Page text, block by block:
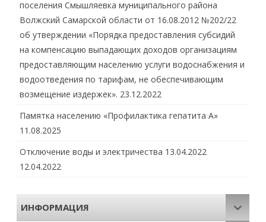
поселения Смышляевка муниципального района
Волжский Самарской области от 16.08.2012 №202/22
об утверждении «Порядка предоставления субсидий
на компенсацию выпадающих доходов организациям
предоставляющим населению услуги водоснабжения и
водоотведения по тарифам, не обеспечивающим
возмещение издержек». 23.12.2022
Памятка населению «Профилактика гепатита А»
11.08.2025
Отключение воды и электричества 13.04.2022
12.04.2022
ИНФОРМАЦИЯ